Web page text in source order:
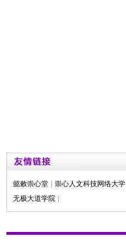
懿敕崇心堂 崇心人文科技网络大学
无极大道学院